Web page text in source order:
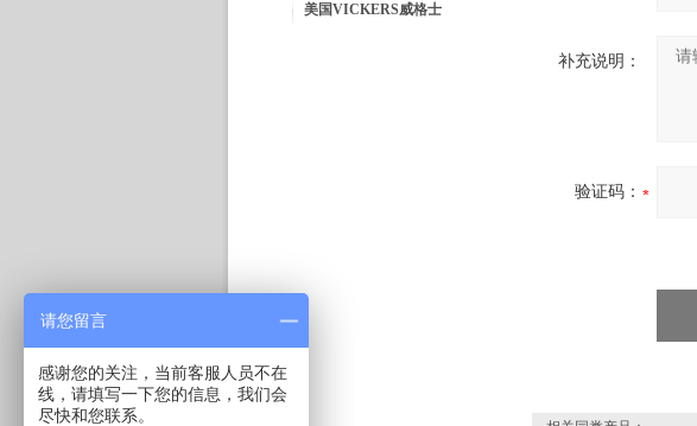
美国VICKERS威格士
补充说明：
验证码：
请您留言
感谢您的关注，当前客服人员不在
线，请填写一下您的信息，我们会
尽快和您联系。